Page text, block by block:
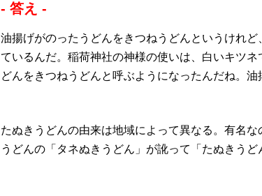
- 答え -
油揚げがのったうどんをきつねうどんというけれ
ているんだ。稲荷神社の神様の使いは、白いキツ
どんをきつねうどんと呼ぶようになったんだね。
たぬきうどんの由来は地域によって異なる。有名
うどんの「タネぬきうどん」が訛って「たぬきうど